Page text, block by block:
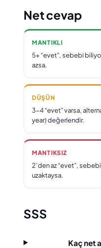
Net cevap
MANTIKLI
5+ “evet”, sebebi
azsa.
DÜŞÜN
3-4 “evet” varsa,
year) değerlendir.
MANTIKSIZ
2’den az “evet”,
uzaktaysa.
SSS
Kaç net